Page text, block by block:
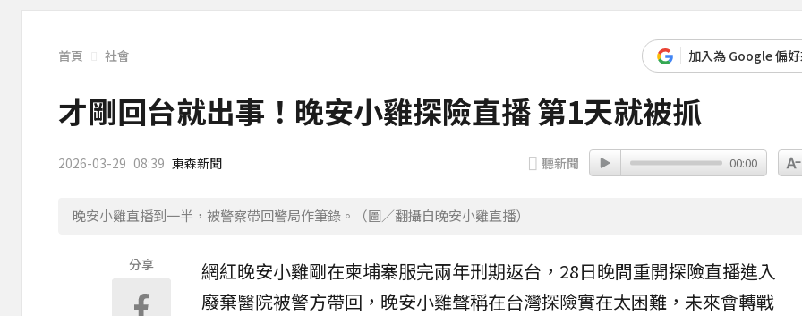
美國抗癌網紅拒安寧！家屬證實死訊 得年26歲
寬魚營收衰退 「點名王心凌、楊丞琳」網笑翻：太誠實
下載東森App，隨時掌握天下大小事！
首頁 社會 加入為 Google 偏
才剛回台就出事！晚安小雞探險直播 第1天就被抓
2026-03-29 08:39 東森新聞 聽新聞 00:00
晚安小雞直播到一半，被警察帶回警局作筆錄。（圖／翻攝自晚安小雞直播）
分享 網紅晚安小雞剛在柬埔寨服完兩年刑期返台，28日晚間重開探險直播進入
廢棄醫院被警方帶回，晚安小雞聲稱在台灣探險實在太困難，未來會轉戰